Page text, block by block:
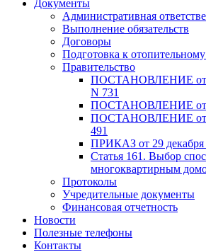
Документы
Административная
Выполнение обязательств
Договоры
Подготовка к
Правительство
ПОСТАНОВЛЕНИЕ от
N 731
ПОСТАНОВЛЕНИЕ от 6
ПОСТАНОВЛЕНИЕ от
491
ПРИКАЗ от 29 декабря
Статья 161. Выбор
многоквартирным
Протоколы
Учредительные документы
Финансовая отчетность
Новости
Полезные телефоны
Контакты